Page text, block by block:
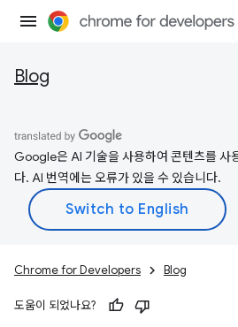
Blog
Google은 AI 기술을 사용하여 콘텐츠를 사
다. AI 번역에는 오류가 있을 수 있습니다.
Chrome for Developers Blog
도움이 되었나요?